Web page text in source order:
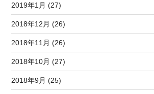
2019年1月 (27)
2018年12月 (26)
2018年11月 (26)
2018年10月 (27)
2018年9月 (25)